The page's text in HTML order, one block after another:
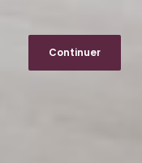
Continuer